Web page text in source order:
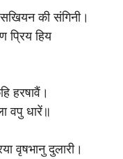
की संगिनी।
प्रिय हिय
हरषावैं।
वपु धारें॥
वृषभानु दुलारी।